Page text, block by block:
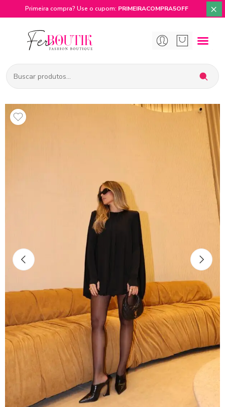
Primeira compra? Use o cupom: PRIMEIRACOMPRA5OFF ×